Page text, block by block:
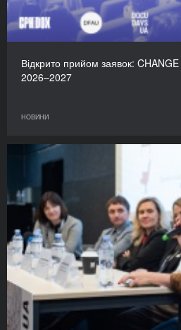
Відкрито прийом заявок: CHANGE
2026–2027
НОВИНИ